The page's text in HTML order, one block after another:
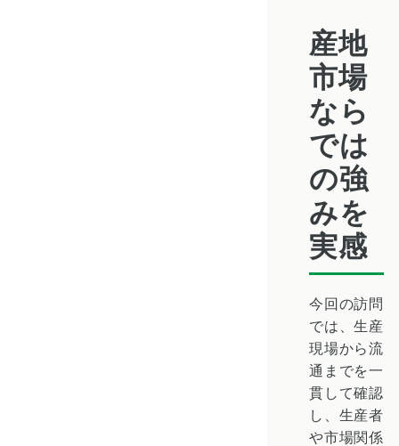
産地
市場
なら
では
の強
みを
実感
今回の訪問
では、生産
現場から流
通までを一
貫して確認
し、生産者
や市場関係